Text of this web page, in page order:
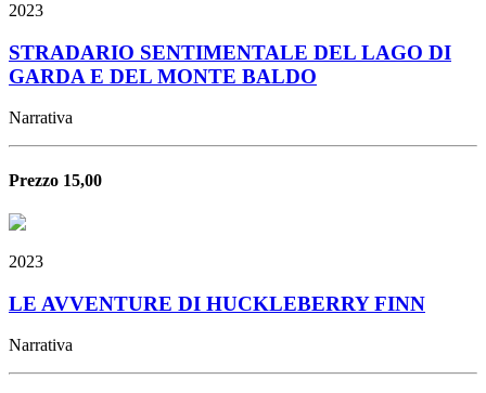
2023
STRADARIO SENTIMENTALE DEL LAGO DI
GARDA E DEL MONTE BALDO
Narrativa
Prezzo 15,00
2023
LE AVVENTURE DI HUCKLEBERRY FINN
Narrativa